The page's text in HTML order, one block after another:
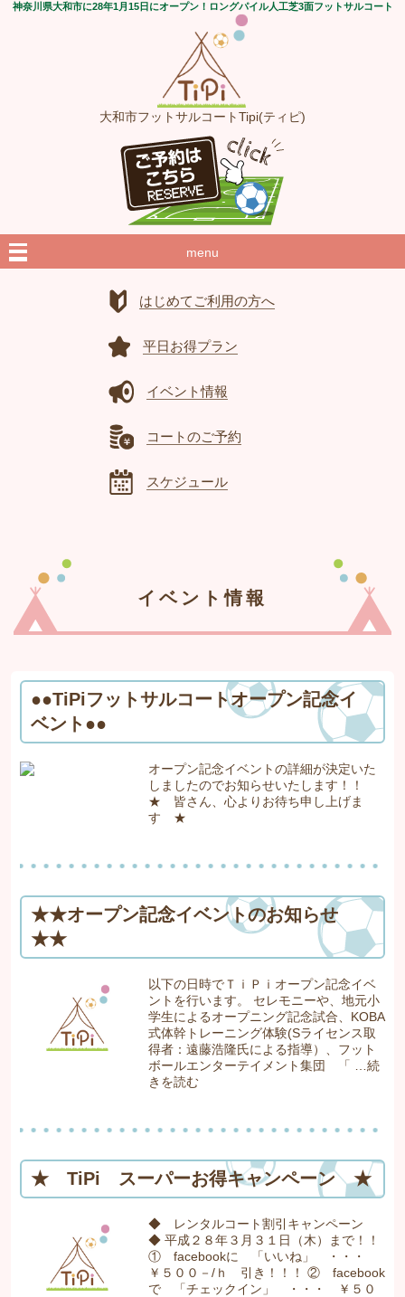
神奈川県大和市に28年1月15日にオープン！ロングパイル人工芝3面フットサルコート
大和市フットサルコートTipi(ティピ)
menu
はじめてご利用の方へ
平日お得プラン
イベント情報
コートのご予約
スケジュール
イベント情報
●●TiPiフットサルコートオープン記念イ
ベント●●
オープン記念イベントの詳細が決定いた
しましたのでお知らせいたします！！
★ 皆さん、心よりお待ち申し上げま
す ★
★★オープン記念イベントのお知らせ
★★
以下の日時でＴｉＰｉオープン記念イベ
ントを行います。 セレモニーや、地元小
学生によるオープニング記念試合、KOBA
式体幹トレーニング体験(Sライセンス取
得者：遠藤浩隆氏による指導）、フット
ボールエンターテイメント集団 「 … 続
きを読む
★ TiPi スーパーお得キャンペーン ★
◆ レンタルコート割引キャンペーン
◆ 平成２８年３月３１日（木）まで！！
① facebookに 「いいね」 ・・・
￥５００－/ｈ 引き！！！ ② facebook
で 「チェックイン」 ・・・ ￥５０